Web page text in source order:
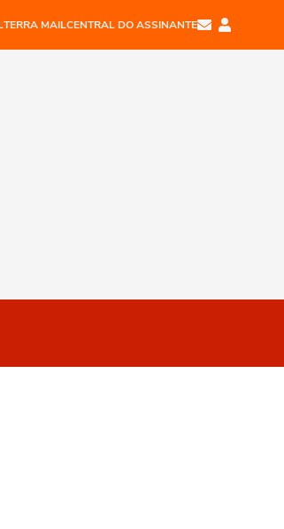
TERRA MAILCENTRAL DO ASSINANTE